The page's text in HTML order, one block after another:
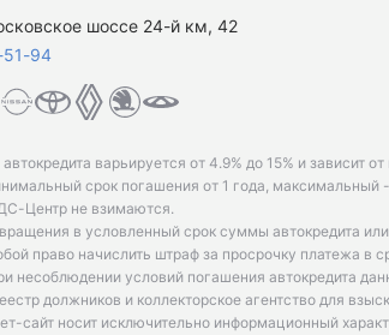
шоссе 24-й км, 42
51-94
варьируется от 4.9% до 15% и зависит
срок погашения от 1 года, максимальный
Центр не взимаются.
в условленный срок суммы автокредита
право начислить штраф за просрочку платежа в
несоблюдении условий погашения автокредита
должников и коллекторское агентство для
сайт носит исключительно информационный